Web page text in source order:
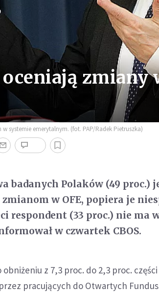
zmiany
systemie emerytalnym. (fot. PAP/Radek Pietruszka)
badanych Polaków (49 proc.)
w OFE, popiera je
respondent (33 proc.) nie
w czwartek CBOS.
z 7,3 proc. do 2,3 proc.
pracujących do Otwartych